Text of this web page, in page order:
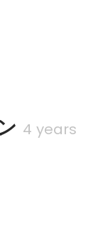
4 years